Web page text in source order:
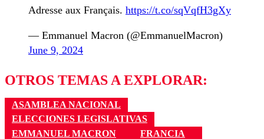
Adresse aux Français. https://t.co/sqVqfH3gXy
— Emmanuel Macron (@EmmanuelMacron)
June 9, 2024
OTROS TEMAS A EXPLORAR:
ASAMBLEA NACIONAL
ELECCIONES LEGISLATIVAS
EMMANUEL MACRON
FRANCIA